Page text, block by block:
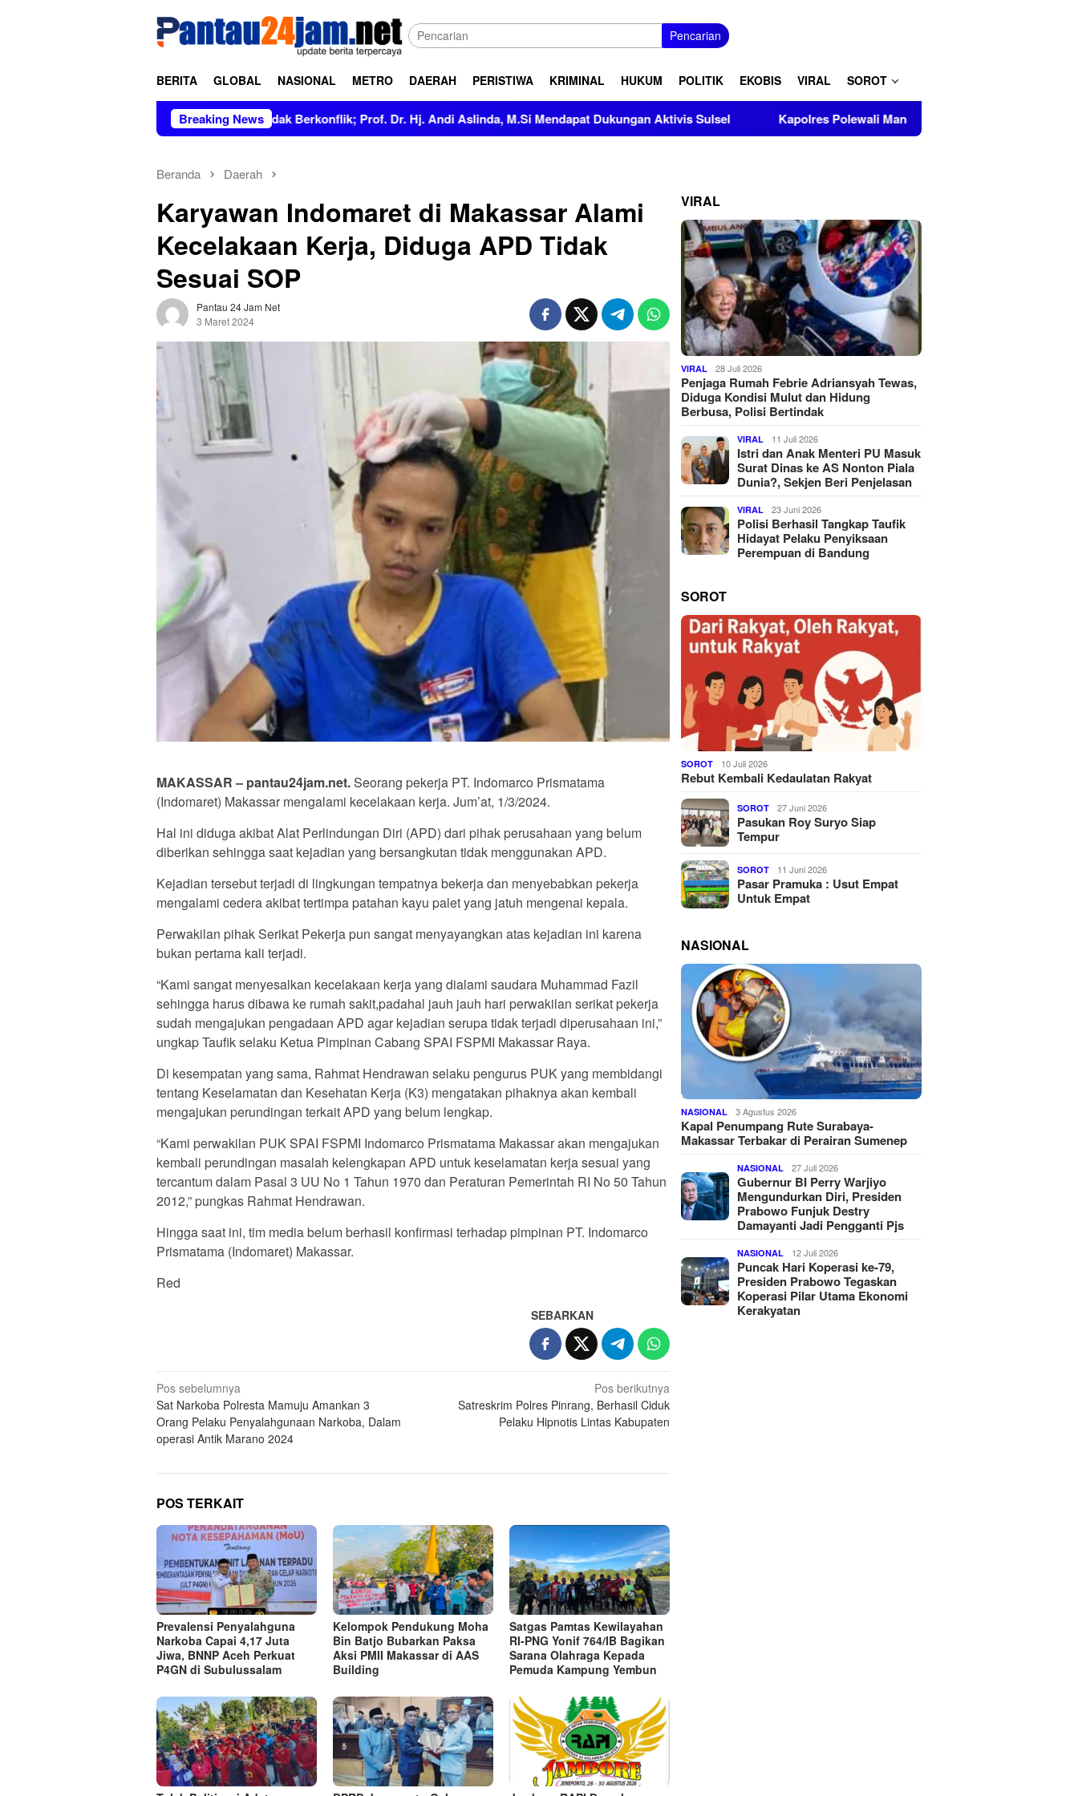
Pencarian
BERITA GLOBAL NASIONAL METRO DAERAH PERISTIWA KRIMINAL HUKUM POLITIK EKOBIS VIRAL SOROT
Breaking News
Harus Dipimpin Figur Bersih dan Tidak Berkonflik; Prof. Dr. Hj. Andi Aslinda, M.Si Mendapat Dukungan Aktivis Sulsel Kapolres Polewali Mandar Turut Musnahkan Barang Bukti
Beranda Daerah
Karyawan Indomaret di Makassar Alami
Kecelakaan Kerja, Diduga APD Tidak
Sesuai SOP
Pantau 24 Jam Net
3 Maret 2024
MAKASSAR – pantau24jam.net.Seorang pekerja PT. Indomarco Prismatama
(Indomaret) Makassar mengalami kecelakaan kerja. Jum’at, 1/3/2024.
Hal ini diduga akibat Alat Perlindungan Diri (APD) dari pihak perusahaan yang belum
diberikan sehingga saat kejadian yang bersangkutan tidak menggunakan APD.
Kejadian tersebut terjadi di lingkungan tempatnya bekerja dan menyebabkan pekerja
mengalami cedera akibat tertimpa patahan kayu palet yang jatuh mengenai kepala.
Perwakilan pihak Serikat Pekerja pun sangat menyayangkan atas kejadian ini karena
bukan pertama kali terjadi.
“Kami sangat menyesalkan kecelakaan kerja yang dialami saudara Muhammad Fazil
sehingga harus dibawa ke rumah sakit,padahal jauh jauh hari perwakilan serikat pekerja
sudah mengajukan pengadaan APD agar kejadian serupa tidak terjadi diperusahaan ini,”
ungkap Taufik selaku Ketua Pimpinan Cabang SPAI FSPMI Makassar Raya.
Di kesempatan yang sama, Rahmat Hendrawan selaku pengurus PUK yang membidangi
tentang Keselamatan dan Kesehatan Kerja (K3) mengatakan pihaknya akan kembali
mengajukan perundingan terkait APD yang belum lengkap.
“Kami perwakilan PUK SPAI FSPMI Indomarco Prismatama Makassar akan mengajukan
kembali perundingan masalah kelengkapan APD untuk keselamatan kerja sesuai yang
tercantum dalam Pasal 3 UU No 1 Tahun 1970 dan Peraturan Pemerintah RI No 50 Tahun
2012,” pungkas Rahmat Hendrawan.
Hingga saat ini, tim media belum berhasil konfirmasi terhadap pimpinan PT. Indomarco
Prismatama (Indomaret) Makassar.
Red
SEBARKAN
Navigasi
pos
Pos sebelumnya
Sat Narkoba Polresta Mamuju Amankan 3
Orang Pelaku Penyalahgunaan Narkoba, Dalam
operasi Antik Marano 2024
Pos berikutnya
Satreskrim Polres Pinrang, Berhasil Ciduk
Pelaku Hipnotis Lintas Kabupaten
POS TERKAIT
Prevalensi Penyalahguna
Narkoba Capai 4,17 Juta
Jiwa, BNNP Aceh Perkuat
P4GN di Subulussalam
Kelompok Pendukung Moha
Bin Batjo Bubarkan Paksa
Aksi PMII Makassar di AAS
Building
Satgas Pamtas Kewilayahan
RI-PNG Yonif 764/IB Bagikan
Sarana Olahraga Kepada
Pemuda Kampung Yembun
VIRAL
VIRAL 28 Juli 2026
Penjaga Rumah Febrie Adriansyah Tewas,
Diduga Kondisi Mulut dan Hidung
Berbusa, Polisi Bertindak
VIRAL 11 Juli 2026
Istri dan Anak Menteri PU Masuk
Surat Dinas ke AS Nonton Piala
Dunia?, Sekjen Beri Penjelasan
VIRAL 23 Juni 2026
Polisi Berhasil Tangkap Taufik
Hidayat Pelaku Penyiksaan
Perempuan di Bandung
SOROT
SOROT 10 Juli 2026
Rebut Kembali Kedaulatan Rakyat
SOROT 27 Juni 2026
Pasukan Roy Suryo Siap
Tempur
SOROT 11 Juni 2026
Pasar Pramuka : Usut Empat
Untuk Empat
NASIONAL
NASIONAL 3 Agustus 2026
Kapal Penumpang Rute Surabaya-
Makassar Terbakar di Perairan Sumenep
NASIONAL 27 Juli 2026
Gubernur BI Perry Warjiyo
Mengundurkan Diri, Presiden
Prabowo Funjuk Destry
Damayanti Jadi Pengganti Pjs
NASIONAL 12 Juli 2026
Puncak Hari Koperasi ke-79,
Presiden Prabowo Tegaskan
Koperasi Pilar Utama Ekonomi
Kerakyatan